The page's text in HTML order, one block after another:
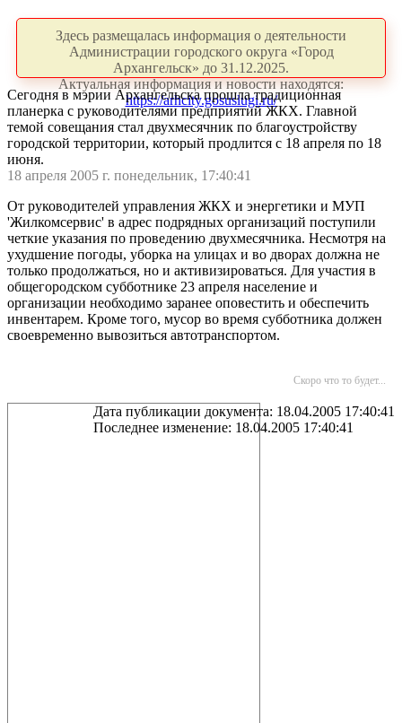
Здесь размещалась информация о деятельности
Администрации городского округа «Город
Архангельск» до 31.12.2025.
Актуальная информация и новости находятся:
https://arhcity.gosuslugi.ru/
Сегодня в мэрии Архангельска прошла традиционная
планерка с руководителями предприятий ЖКХ. Главной
темой совещания стал двухмесячник по благоустройству
городской территории, который продлится с 18 апреля по 18
июня.
18 апреля 2005 г. понедельник, 17:40:41
От руководителей управления ЖКХ и энергетики и МУП
'Жилкомсервис' в адрес подрядных организаций поступили
четкие указания по проведению двухмесячника. Несмотря на
ухудшение погоды, уборка на улицах и во дворах должна не
только продолжаться, но и активизироваться. Для участия в
общегородском субботнике 23 апреля население и
организации необходимо заранее оповестить и обеспечить
инвентарем. Кроме того, мусор во время субботника должен
своевременно вывозиться автотранспортом.
Скоро что то будет...
Дата публикации документа: 18.04.2005 17:40:41
Последнее изменение: 18.04.2005 17:40:41